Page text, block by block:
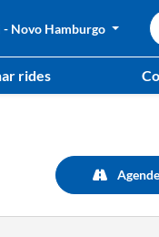
- Novo Hamburgo
rides